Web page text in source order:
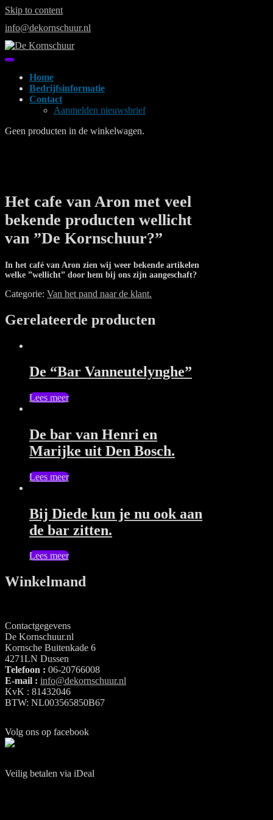
Skip to content
info@dekornschuur.nl
Home
Bedrijfsinformatie
Contact
Aanmelden nieuwsbrief
Geen producten in de winkelwagen.
Het cafe van Aron met veel
bekende producten wellicht
van ”De Kornschuur?”
In het café van Aron zien wij weer bekende artikelen
welke ”wellicht” door hem bij ons zijn aangeschaft?
Categorie: Van het pand naar de klant.
Gerelateerde producten
De “Bar Vanneutelynghe”
Lees meer
De bar van Henri en
Marijke uit Den Bosch.
Lees meer
Bij Diede kun je nu ook aan
de bar zitten.
Lees meer
Winkelmand
Contactgegevens
De Kornschuur.nl
Kornsche Buitenkade 6
4271LN Dussen
Telefoon : 06-20766008
E-mail : info@dekornschuur.nl
KvK : 81432046
BTW: NL003565850B67
Volg ons op facebook
Veilig betalen via iDeal